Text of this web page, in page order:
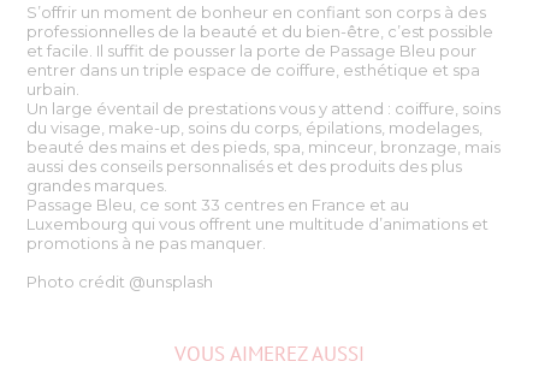
S’offrir un moment de bonheur en confiant son corps à des
professionnelles de la beauté et du bien-être, c’est possible
et facile. Il suffit de pousser la porte de Passage Bleu pour
entrer dans un triple espace de coiffure, esthétique et spa
urbain.
Un large éventail de prestations vous y attend : coiffure, soins
du visage, make-up, soins du corps, épilations, modelages,
beauté des mains et des pieds, spa, minceur, bronzage, mais
aussi des conseils personnalisés et des produits des plus
grandes marques.
Passage Bleu, ce sont 33 centres en France et au
Luxembourg qui vous offrent une multitude d’animations et
promotions à ne pas manquer.
Photo crédit @unsplash
VOUS AIMEREZ AUSSI